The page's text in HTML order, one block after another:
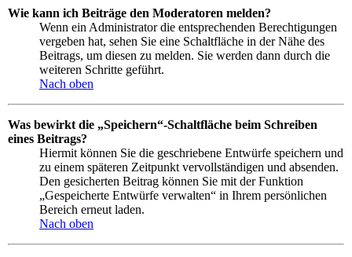
Wie kann ich Beiträge den Moderatoren melden?
Wenn ein Administrator die entsprechenden Berechtigungen
vergeben hat, sehen Sie eine Schaltfläche in der Nähe des
Beitrags, um diesen zu melden. Sie werden dann durch die
weiteren Schritte geführt.
Nach oben
Was bewirkt die „Speichern“-Schaltfläche beim Schreiben
eines Beitrags?
Hiermit können Sie die geschriebene Entwürfe speichern und
zu einem späteren Zeitpunkt vervollständigen und absenden.
Den gesicherten Beitrag können Sie mit der Funktion
„Gespeicherte Entwürfe verwalten“ in Ihrem persönlichen
Bereich erneut laden.
Nach oben